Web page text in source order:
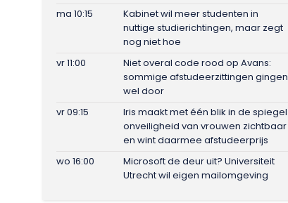
ma 10:15
Kabinet wil meer studenten in
nuttige studierichtingen, maar zegt
nog niet hoe
vr 11:00
Niet overal code rood op Avans:
sommige afstudeerzittingen gingen
wel door
vr 09:15
Iris maakt met één blik in de spiegel
onveiligheid van vrouwen zichtbaar
en wint daarmee afstudeerprijs
wo 16:00
Microsoft de deur uit? Universiteit
Utrecht wil eigen mailomgeving